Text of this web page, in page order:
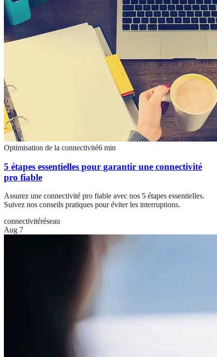
Optimisation de la connectivité6 min
5 étapes essentielles pour garantir une connectivité
pro fiable
Assurez une connectivité pro fiable avec nos 5 étapes essentielles.
Suivez nos conseils pratiques pour éviter les interruptions.
connectivitéréseau
Aug 7